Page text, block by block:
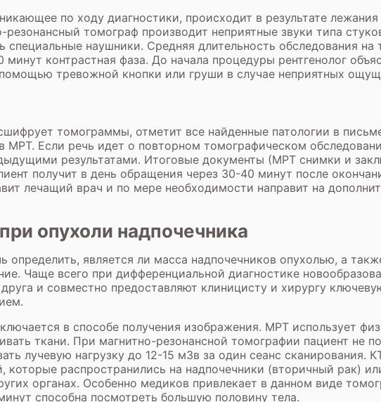
по ходу диагностики, происходит в результате
томограф производит неприятные звуки типа
наушники. Средняя длительность обследования на
контрастная фаза. До начала процедуры рентгенолог
тревожной кнопки или груши в случае неприятных
томограммы, отметит все найденные патологии в
МРТ. Если речь идет о повторном томографическом
результатами. Итоговые документы (МРТ снимки и
получит в день обращения через 30-40 минут после
лечащий врач и по мере необходимости направит на
опухоли надпочечника
определить, является ли масса надпочечников опухолью, а
Чаще всего при дифференциальной диагностике
и совместно предоставляют клиницисту и хирургу
в способе получения изображения. МРТ использует
ткани. При магнитно-резонансной томографии пациент не
лучевую нагрузку до 12-15 мЗв за один сеанс сканирования.
которые распространились на надпочечники (вторичный рак)
органах. Особенно медиков привлекает в данном виде
способна посмотреть большую половину тела.